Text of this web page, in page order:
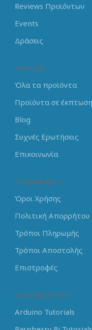
Reviews Προϊόντων
Events
Δράσεις
Sitemap
Όλα τα προϊόντα
Προϊόντα σε έκπτωση
Blog
Συχνές Ερωτήσεις
Επικοινωνία
Πληροφορίες
Όροι Χρήσης
Πολιτική Απορρήτου
Τρόποι Πληρωμής
Τρόποι Αποστολής
Επιστροφές
Learning Center
Arduino Tutorials